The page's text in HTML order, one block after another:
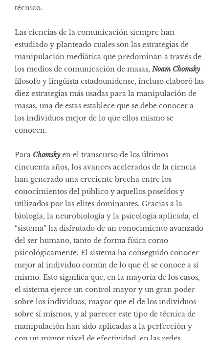
técnico.
Las ciencias de la comunicación siempre han
estudiado y planteado cuales son las estrategias de
manipulación mediática que predominan a través de
los medios de comunicación de masas, Noam Chomsky
filosofo y lingüista estadounidense, incluso elaboró las
diez estrategias más usadas para la manipulación de
masas, una de estas establece que se debe conocer a
los individuos mejor de lo que ellos mismo se
conocen.
Para Chomskyen el transcurso de los últimos
cincuenta años, los avances acelerados de la ciencia
han generado una creciente brecha entre los
conocimientos del público y aquellos poseídos y
utilizados por las elites dominantes. Gracias a la
biología, la neurobiología y la psicología aplicada, el
“sistema” ha disfrutado de un conocimiento avanzado
del ser humano, tanto de forma física como
psicológicamente. El sistema ha conseguido conocer
mejor al individuo común de lo que él se conoce a sí
mismo. Esto significa que, en la mayoría de los casos,
el sistema ejerce un control mayor y un gran poder
sobre los individuos, mayor que el de los individuos
sobre sí mismos, y al parecer este tipo de técnica de
manipulación han sido aplicadas a la perfección y